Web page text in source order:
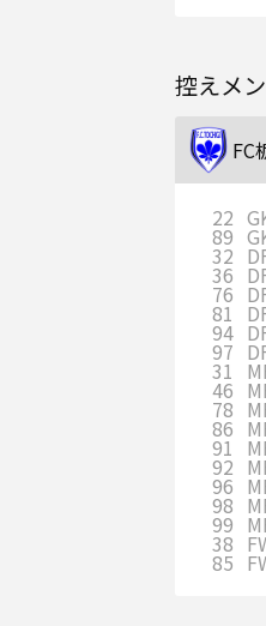
控えメ
FC
22
89
32
36
76
81
94
97
31
46
78
86
91
92
96
98
99
38
85